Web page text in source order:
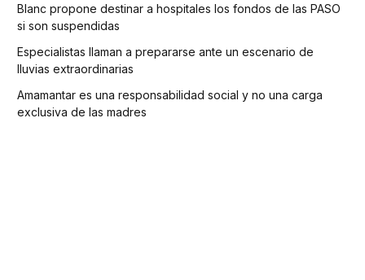
Blanc propone destinar a hospitales los fondos de las PASO
si son suspendidas
Especialistas llaman a prepararse ante un escenario de
lluvias extraordinarias
Amamantar es una responsabilidad social y no una carga
exclusiva de las madres